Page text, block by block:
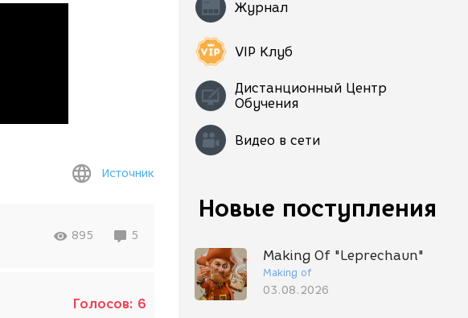
Журнал
VIP Клуб
Дистанционный Центр
Обучения
Видео в сети
Новые поступления
Making Of "Leprechaun"
Making of
03.08.2026
Источник
895 5
Голосов: 6